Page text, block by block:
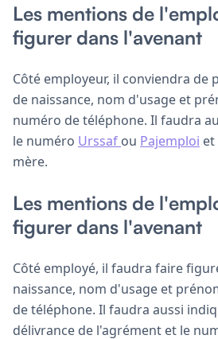
Les mentions de
figurer dans l'avenant
Côté employeur, il conviendra de
de naissance, nom d'usage et
numéro de téléphone. Il faudra
le numéro Urssaf ou Pajemploi et
mère.
Les mentions de
figurer dans l'avenant
Côté employé, il faudra faire
naissance, nom d'usage et
de téléphone. Il faudra aussi
délivrance de l'agrément et le